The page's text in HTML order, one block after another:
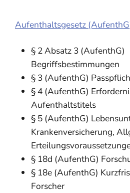
Aufenthaltsgesetz (AufenthG
§ 2 Absatz 3 (AufenthG)
Begriffsbestimmungen
§ 3 (AufenthG)
§ 4 (AufenthG)
Aufenthaltstitels
§ 5 (AufenthG)
Krankenversicherung,
§ 18d (AufenthG)
§ 18e (AufenthG)
Forscher